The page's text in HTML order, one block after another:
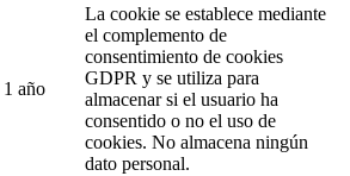
1 año
La cookie se establece mediante
el complemento de
consentimiento de cookies
GDPR y se utiliza para
almacenar si el usuario ha
consentido o no el uso de
cookies. No almacena ningún
dato personal.